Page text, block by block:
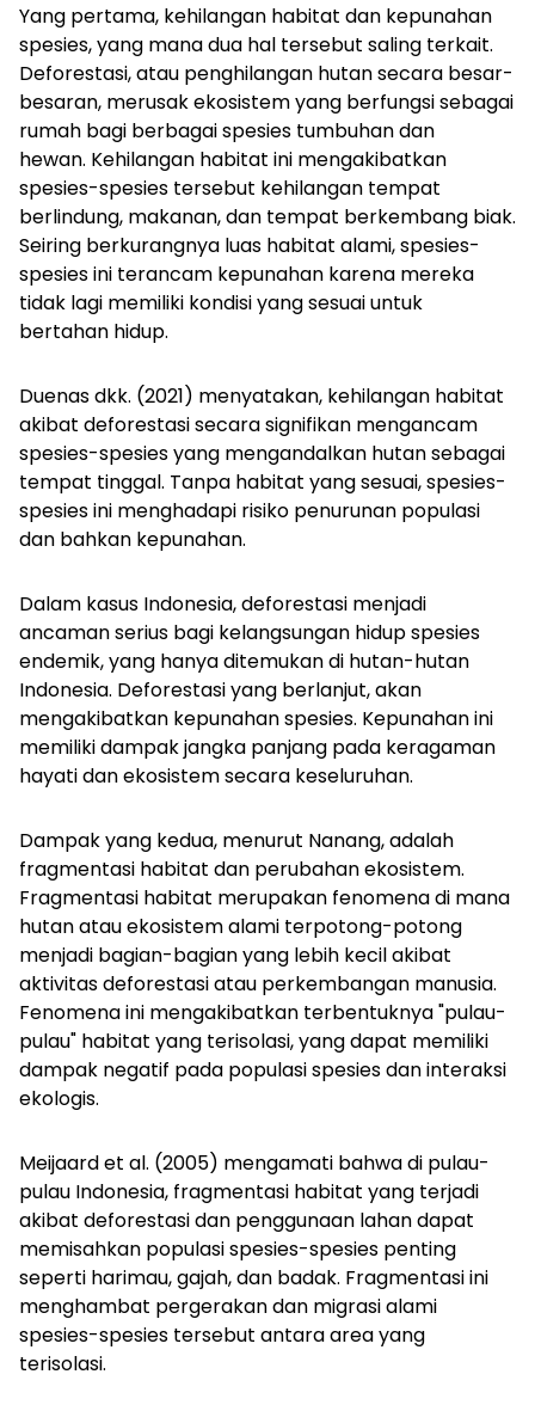
Yang pertama, kehilangan habitat dan kepunahan
spesies, yang mana dua hal tersebut saling terkait.
Deforestasi, atau penghilangan hutan secara besar-
besaran, merusak ekosistem yang berfungsi sebagai
rumah bagi berbagai spesies tumbuhan dan
hewan. Kehilangan habitat ini mengakibatkan
spesies-spesies tersebut kehilangan tempat
berlindung, makanan, dan tempat berkembang biak.
Seiring berkurangnya luas habitat alami, spesies-
spesies ini terancam kepunahan karena mereka
tidak lagi memiliki kondisi yang sesuai untuk
bertahan hidup.
Duenas dkk. (2021) menyatakan, kehilangan habitat
akibat deforestasi secara signifikan mengancam
spesies-spesies yang mengandalkan hutan sebagai
tempat tinggal. Tanpa habitat yang sesuai, spesies-
spesies ini menghadapi risiko penurunan populasi
dan bahkan kepunahan.
Dalam kasus Indonesia, deforestasi menjadi
ancaman serius bagi kelangsungan hidup spesies
endemik, yang hanya ditemukan di hutan-hutan
Indonesia. Deforestasi yang berlanjut, akan
mengakibatkan kepunahan spesies. Kepunahan ini
memiliki dampak jangka panjang pada keragaman
hayati dan ekosistem secara keseluruhan.
Dampak yang kedua, menurut Nanang, adalah
fragmentasi habitat dan perubahan ekosistem.
Fragmentasi habitat merupakan fenomena di mana
hutan atau ekosistem alami terpotong-potong
menjadi bagian-bagian yang lebih kecil akibat
aktivitas deforestasi atau perkembangan manusia.
Fenomena ini mengakibatkan terbentuknya "pulau-
pulau" habitat yang terisolasi, yang dapat memiliki
dampak negatif pada populasi spesies dan interaksi
ekologis.
Meijaard et al. (2005) mengamati bahwa di pulau-
pulau Indonesia, fragmentasi habitat yang terjadi
akibat deforestasi dan penggunaan lahan dapat
memisahkan populasi spesies-spesies penting
seperti harimau, gajah, dan badak. Fragmentasi ini
menghambat pergerakan dan migrasi alami
spesies-spesies tersebut antara area yang
terisolasi.